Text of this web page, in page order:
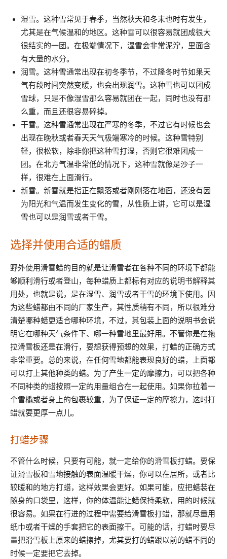
湿雪。这种雪常见于春季，当然秋天和冬末也时有发生，
尤其是在气候温和的地区。这种雪可以很容易就团成很大
很结实的一团。在极端情况下，湿雪会非常泥泞，里面含
有大量的水分。
润雪。这种雪通常出现在初冬季节，不过隆冬时节如果天
气有段时间突然变暖，也会出现润雪。这种雪也可以团成
雪球，只是不像湿雪那么容易就团在一起，同时也没有那
么重，而且还很容易碎掉。
干雪。这种雪通常出现在严寒的冬季，不过它有时候也会
出现在晚秋或者春天天气极端寒冷的时候。这种雪特别
轻，很松软，除非你把这种雪打湿，否则它很难团成一
团。在北方气温非常低的情况下，这种雪就像是沙子一
样，很难在上面滑行。
新雪。新雪就是指正在飘落或者刚刚落在地面，还没有因
为阳光和气温而发生变化的雪，从性质上讲，它可以是湿
雪也可以是润雪或者干雪。
选择并使用合适的蜡质
野外使用滑雪蜡的目的就是让滑雪者在各种不同的环境下都能
够顺利滑行或者登山，每种蜡质上都标有对应的说明书解释其
用处，也就是说，是在湿雪、润雪或者干雪的环境下使用。因
为这些蜡都由不同的厂家生产，其性质稍有不同，所以很难分
清楚哪种蜡更适合哪种环境，不过，其包装上面的说明书会说
明它在哪种天气条件下、哪一种雪地里最好用。不管你是在拖
拉滑雪板还是在滑行，要想获得预想的效果，打蜡的正确方式
非常重要。总的来说，在任何雪地都能表现良好的蜡，上面都
可以打上其他种类的蜡。为了产生一定的摩擦力，可以把各种
不同种类的蜡按照一定的用量组合在一起使用。如果你拉着一
个雪橇或者身上的包裹较重，为了保证一定的摩擦力，这时打
蜡就要更厚一点儿。
打蜡步骤
不管什么时候，只要有可能，就一定给你的滑雪板打蜡。要保
证滑雪板和雪地接触的表面温暖干燥，你可以在居所，或者比
较暖和的地方打蜡，这样效果会更好。如果可能，应把蜡装在
随身的口袋里，这样，你的体温能让蜡保持柔软，用的时候就
很容易。如果在行进的过程中需要给滑雪板打蜡，那就尽量用
纸巾或者干燥的手套把它的表面擦干。可能的话，打蜡时要尽
量把滑雪板上原来的蜡擦掉，尤其要打的蜡跟以前的蜡不同的
时候一定要把它去掉。